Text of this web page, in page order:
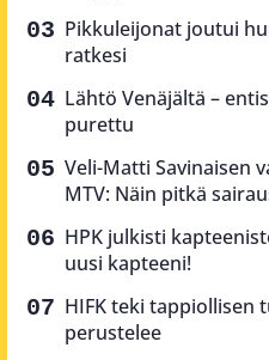
Pikkuleijonat joutui
ratkesi
Lähtö Venäjältä –
purettu
Veli-Matti Savinaisen
MTV: Näin pitkä
HPK julkisti
uusi kapteeni!
HIFK teki tappiollisen
perustelee